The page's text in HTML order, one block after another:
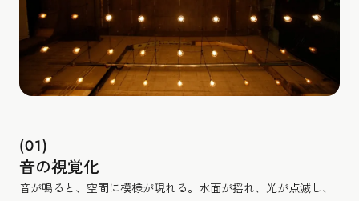
(01)
音の視覚化
音が鳴ると、空間に模様が現れる。水面が揺れ、光が点滅し、